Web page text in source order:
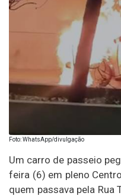
Foto: WhatsApp/divulgação
Um carro de passeio
feira (6) em pleno
quem passava pela Rua